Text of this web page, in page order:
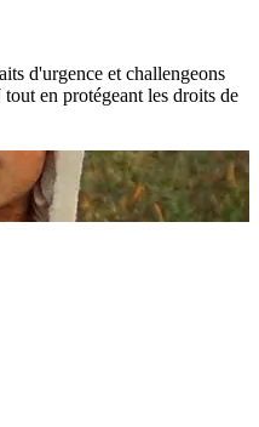
d'urgence et challengeons
en protégeant les droits de